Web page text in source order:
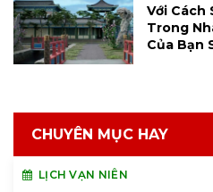
Với Cách
Trong
Của Bạn
CHUYÊN MỤC HAY
LỊCH VẠN NIÊN